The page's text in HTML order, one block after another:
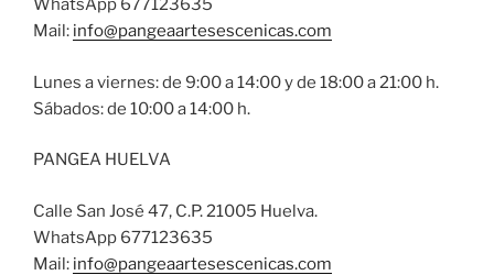
WhatsApp 677123635
Mail: info@pangeaartesescenicas.com
Lunes a viernes: de 9:00 a 14:00 y de 18:00 a 21:00 h.
Sábados: de 10:00 a 14:00 h.
PANGEA HUELVA
Calle San José 47, C.P. 21005 Huelva.
WhatsApp 677123635
Mail: info@pangeaartesescenicas.com